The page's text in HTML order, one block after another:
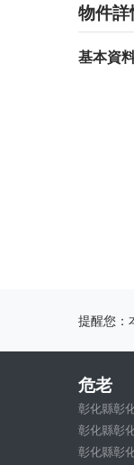
物件詳
基本資
提醒您：
危老
彰化縣彰
彰化縣彰
彰化縣彰